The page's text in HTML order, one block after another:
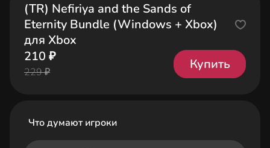
(TR) Nefiriya and the Sands of
Eternity Bundle (Windows + Xbox)
для Xbox
210 ₽
229 ₽
Купить
Что думают игроки